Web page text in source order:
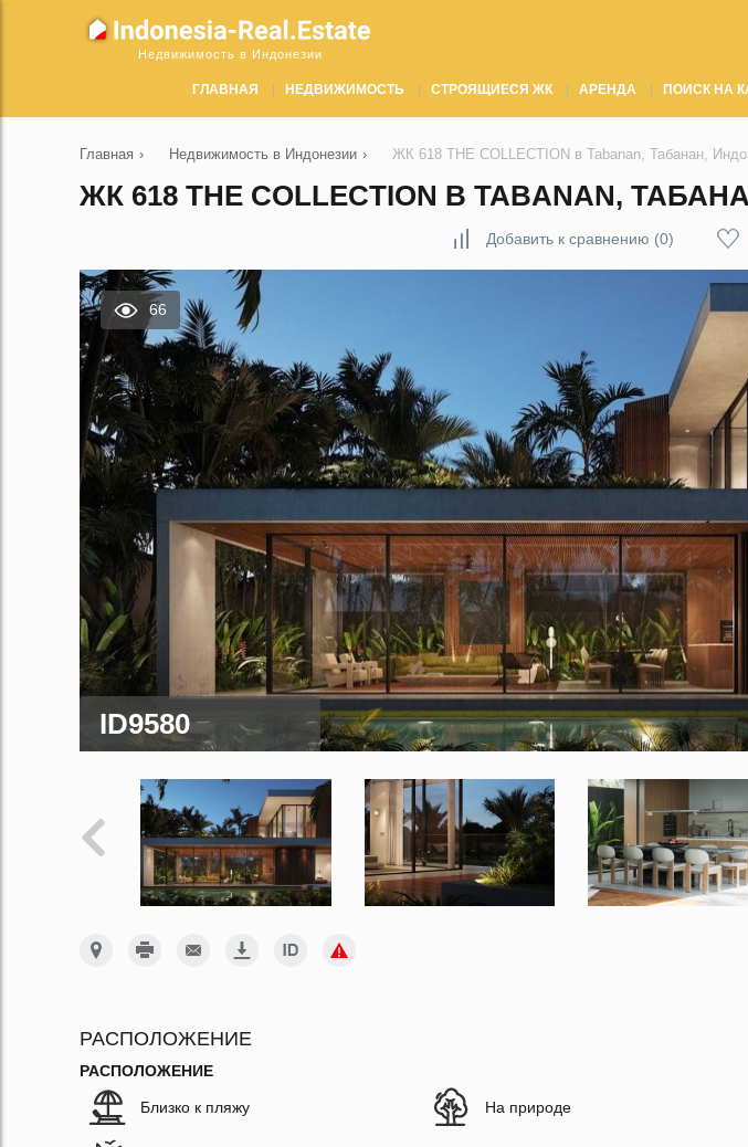
Недвижимость в Индонезии
ГЛАВНАЯ НЕДВИЖИМОСТЬ СТРОЯЩИЕСЯ ЖК АРЕНДА ПОИСК НА
Главная › Недвижимость в Индонезии › ЖК 618 THE COLLECTION в Tabanan, Табанан,
ЖК 618 THE COLLECTION В TABANAN,
Добавить к сравнению (0)
66
ID9580
РАСПОЛОЖЕНИЕ
РАСПОЛОЖЕНИЕ
Близко к пляжу На природе